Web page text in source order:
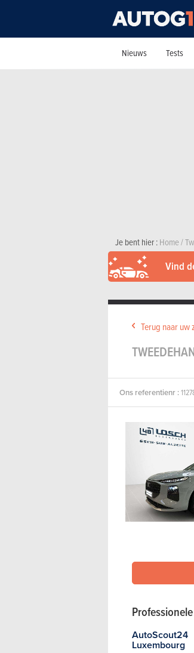
Nieuws Tests
Je bent hier :Home/
Vind
Terug naar
Ons referentienr :
AutoScout24
Luxembourg